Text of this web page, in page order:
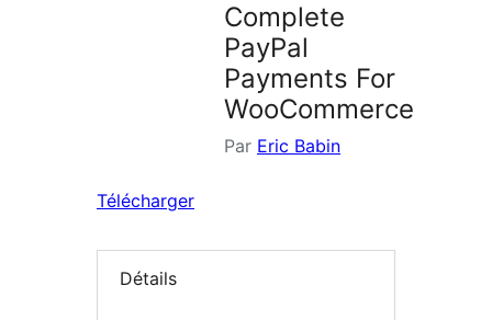
Complete
PayPal
Payments For
WooCommerce
Par Eric Babin
Télécharger
Détails